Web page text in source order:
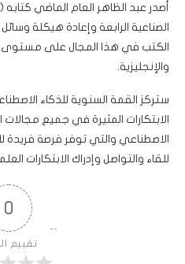
أصدر عبد الظاهر العام الماضي كتابه
الصناعية الرابعة وإعادة هيكلة
الكتب في هذا المجال على مستوى
والإنجليزية.
ستركز القمة السنوية للذكاء
الابتكارات المثيرة في جميع مجالات
الاصطناعي والتي توفر فرصة فريدة
للقاء والتواصل وإدراك الابتكارات
0
تقييم